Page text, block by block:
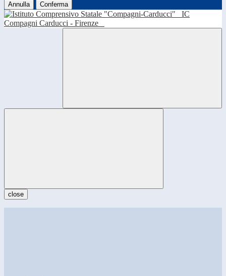
Annulla Conferma
IC
Compagni Carducci - Firenze
close